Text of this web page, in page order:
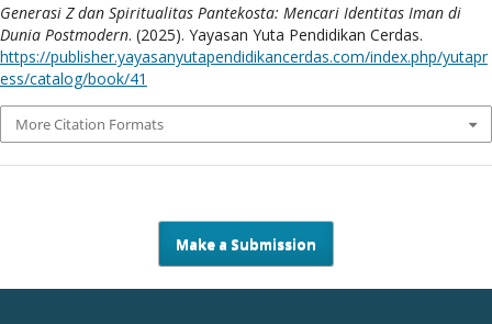
Generasi Z dan Spiritualitas Pantekosta: Mencari Identitas Iman di
Dunia Postmodern. (2025). Yayasan Yuta Pendidikan Cerdas.
https://publisher.yayasanyutapendidikancerdas.com/index.php/yutapr
ess/catalog/book/41
More Citation Formats
Make a Submission